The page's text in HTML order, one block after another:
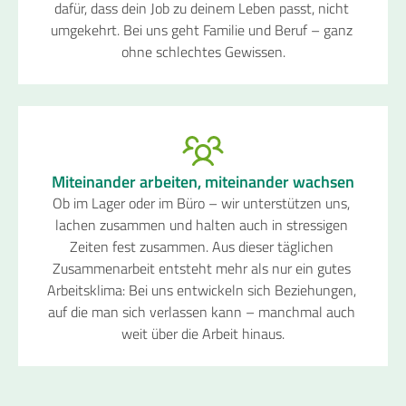
dafür, dass dein Job zu deinem Leben passt, nicht
umgekehrt. Bei uns geht Familie und Beruf – ganz
ohne schlechtes Gewissen.
Miteinander arbeiten, miteinander wachsen
Ob im Lager oder im Büro – wir unterstützen uns,
lachen zusammen und halten auch in stressigen
Zeiten fest zusammen. Aus dieser täglichen
Zusammenarbeit entsteht mehr als nur ein gutes
Arbeitsklima: Bei uns entwickeln sich Beziehungen,
auf die man sich verlassen kann – manchmal auch
weit über die Arbeit hinaus.